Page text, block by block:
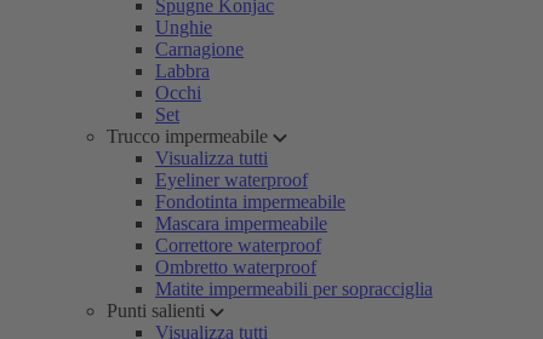
Spugne Konjac
Unghie
Carnagione
Labbra
Occhi
Set
Trucco impermeabile
Visualizza tutti
Eyeliner waterproof
Fondotinta impermeabile
Mascara impermeabile
Correttore waterproof
Ombretto waterproof
Matite impermeabili per sopracciglia
Punti salienti
Visualizza tutti